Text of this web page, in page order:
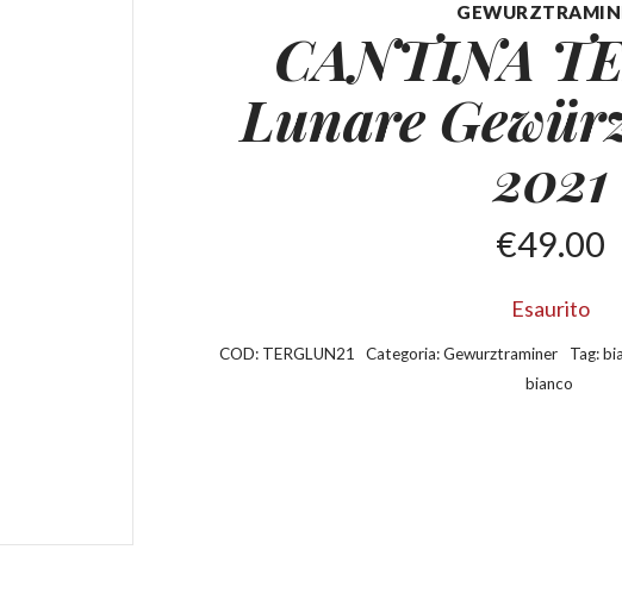
CANTINA
Lunare
2021
€49.00
Esaurito
COD: TERGLUN21 Categoria:Gewurztraminer Tag:
bianco